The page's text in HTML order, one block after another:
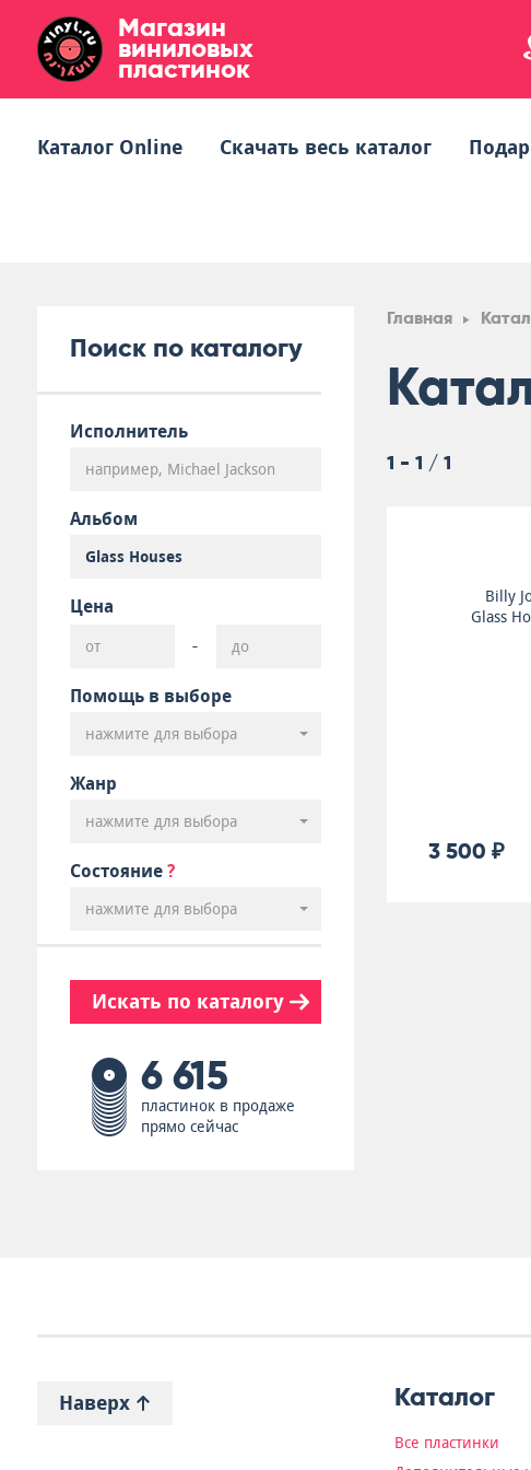
Магазин
виниловых
пластинок
Каталог Online Скачать весь каталог
Поиск по каталогу
Исполнитель
Альбом
Цена
-
Помощь в выборе
нажмите для выбора
Жанр
нажмите для выбора
Состояние ?
нажмите для выбора
Искать по каталогу
6 615
пластинок в продаже
прямо сейчас
Главная
1 - 1 / 1
Billy
Glass
3 500 ₽
Наверх Каталог
Все пластинки